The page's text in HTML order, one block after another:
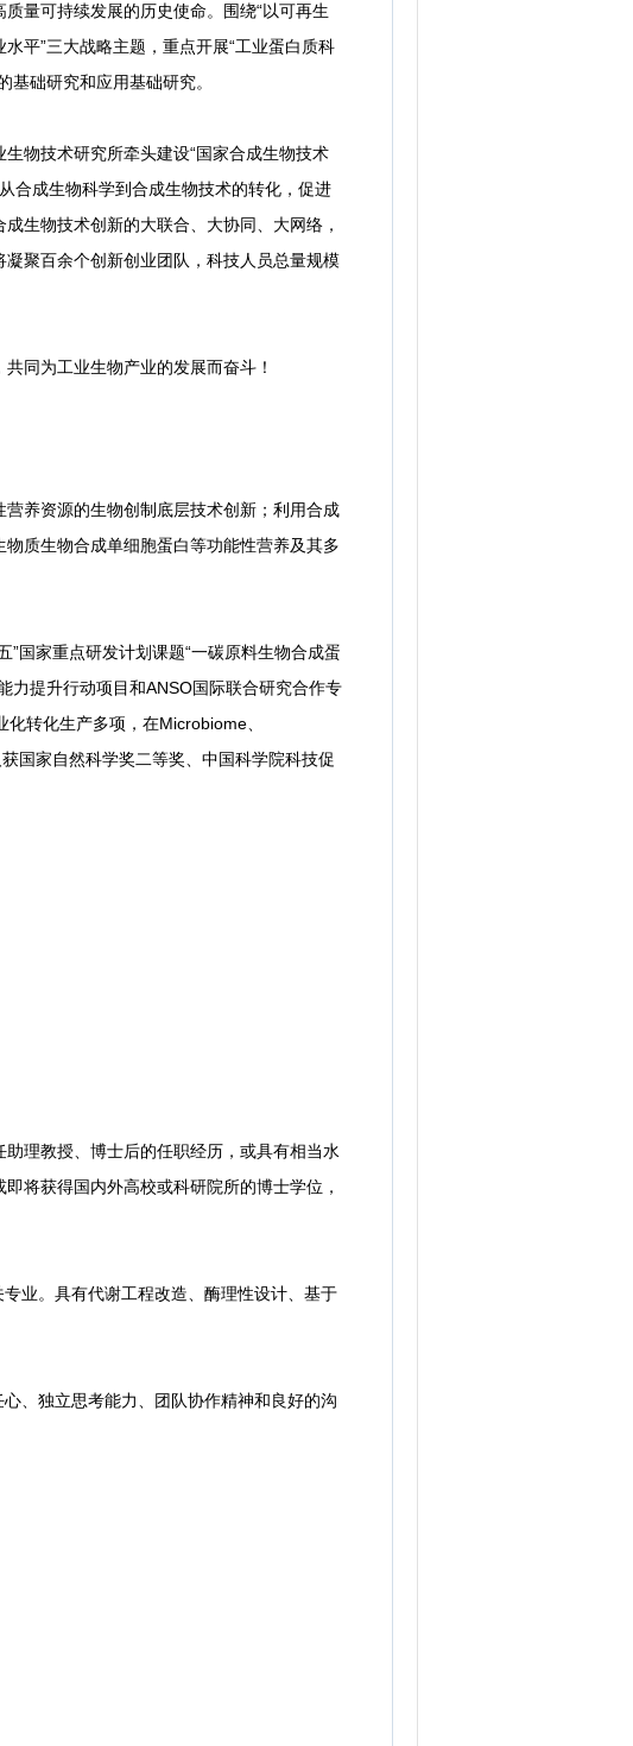
量可持续发展的历史使命。围绕“以可再生
平”三大战略主题，重点开展“工业蛋白质科
础研究和应用基础研究。
物技术研究所牵头建设“国家合成生物技术
合成生物科学到合成生物技术的转化，促进
生物技术创新的大联合、大协同、大网络，
聚百余个创新创业团队，科技人员总量规模
同为工业生物产业的发展而奋斗！
养资源的生物创制底层技术创新；利用合成
质生物合成单细胞蛋白等功能性营养及其多
家重点研发计划课题“一碳原料生物合成蛋
力提升行动项目和ANSO国际联合研究合作专
转化生产多项，在Microbiome、
国家自然科学奖二等奖、中国科学院科技促
理教授、博士后的任职经历，或具有相当水
将获得国内外高校或科研院所的博士学位，
业。具有代谢工程改造、酶理性设计、基于
、独立思考能力、团队协作精神和良好的沟